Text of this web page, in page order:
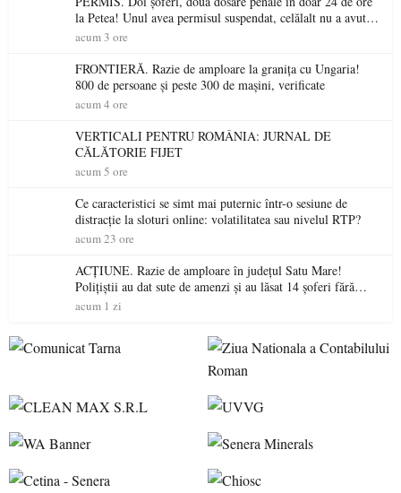
la Petea! Unul avea permisul suspendat, celălalt nu a avut
niciodată permis
acum 3 ore
FRONTIERĂ. Razie de amploare la granița cu Ungaria!
800 de persoane și peste 300 de mașini, verificate
acum 4 ore
VERTICALI PENTRU ROMÂNIA: JURNAL DE
CĂLĂTORIE FIJET
acum 5 ore
Ce caracteristici se simt mai puternic într-o sesiune de
distracție la sloturi online: volatilitatea sau nivelul RTP?
acum 23 ore
ACȚIUNE. Razie de amploare în județul Satu Mare!
Polițiștii au dat sute de amenzi și au lăsat 14 șoferi fără
permis într-o singură zi
acum 1 zi